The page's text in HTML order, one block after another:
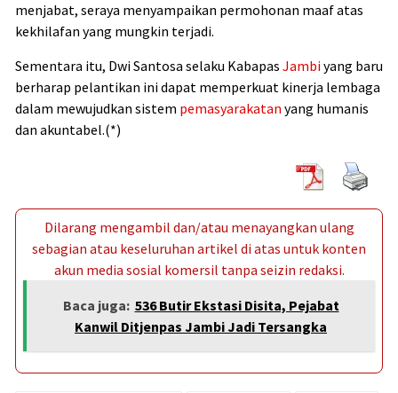
menjabat, seraya menyampaikan permohonan maaf atas
kekhilafan yang mungkin terjadi.
Sementara itu, Dwi Santosa selaku Kabapas Jambiyang baru
berharap pelantikan ini dapat memperkuat kinerja lembaga
dalam mewujudkan sistem pemasyarakatan yang humanis
dan akuntabel.(*)
Dilarang mengambil dan/atau menayangkan ulang
sebagian atau keseluruhan artikel di atas untuk konten
akun media sosial komersil tanpa seizin redaksi.
Baca juga: 536 Butir Ekstasi Disita, Pejabat
Kanwil Ditjenpas Jambi Jadi Tersangka